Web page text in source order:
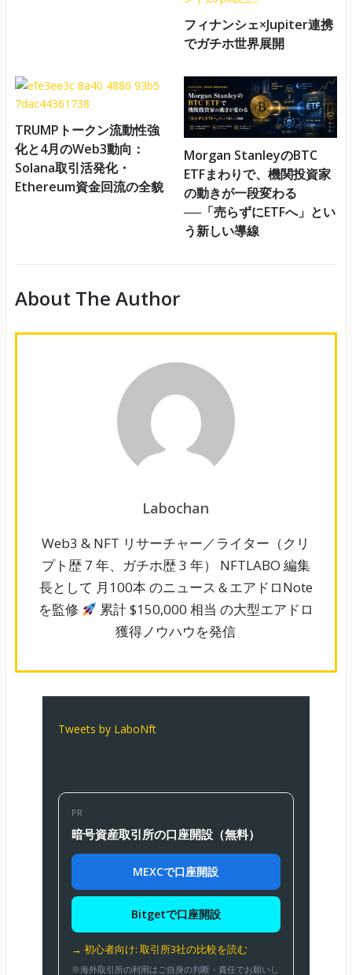
フィナンシェ×Jupiter連携
でガチホ世界展開
TRUMPトークン流動性強
化と4月のWeb3動向：
Solana取引活発化・
Ethereum資金回流の全貌
Morgan StanleyのBTC
ETFまわりで、機関投資家
の動きが一段変わる
──「売らずにETFへ」とい
う新しい導線
About The Author
Labochan
Web3 & NFT リサーチャー／ライター（クリ
プト歴 7 年、ガチホ歴 3 年） NFTLABO 編集
長として 月100本 のニュース＆エアドロNote
を監修
累計 $150,000 相当 の大型エアドロ
獲得ノウハウを発信
Tweets by LaboNft
PR
暗号資産取引所の口座開設（無料）
MEXCで口座開設
Bitgetで口座開設
→ 初心者向け: 取引所3社の比較を読む
※海外取引所の利用はご自身の判断・責任でお願いし